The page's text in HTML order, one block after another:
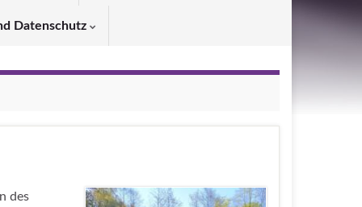
Datenschutz
des